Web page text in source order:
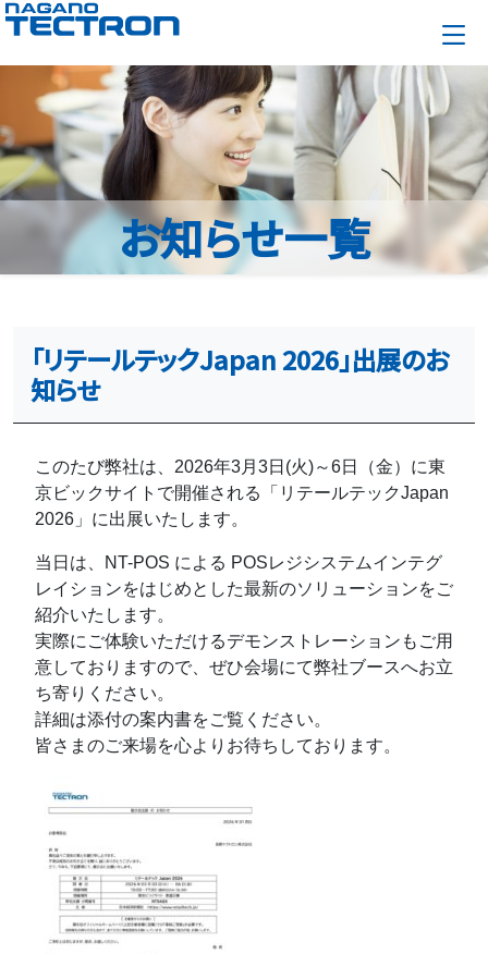
お知らせ一覧
「リテールテックJapan 2026」出展のお
知らせ
このたび弊社は、2026年3月3日(火)～6日（金）に東
京ビックサイトで開催される「リテールテックJapan
2026」に出展いたします。
当日は、NT-POS による POSレジシステムインテグ
レイションをはじめとした最新のソリューションをご
紹介いたします。
実際にご体験いただけるデモンストレーションもご用
意しておりますので、ぜひ会場にて弊社ブースへお立
ち寄りください。
詳細は添付の案内書をご覧ください。
皆さまのご来場を心よりお待ちしております。